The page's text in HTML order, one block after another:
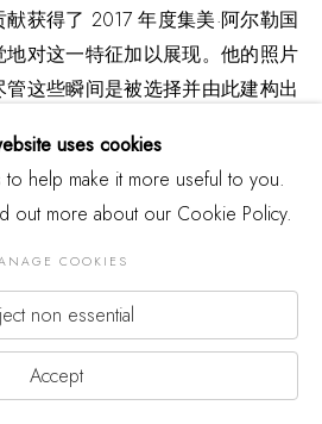
献获得了 2017 年度集美·阿尔勒国
对这一特征加以展现。他的照片
这些瞬间是被选择并由此建构出
间中的某种诡异和出人意表的东
发掘了现实中诡谲的一面。这一现
却只有摄影能令其显现至此，让
像是否真实，而生活又为何如此奇
从此下意识地以不同的目光看待
家的就是我的疑问。”冯立说，“很
问者，面对眼前所发生的一切用一
题。答案，其实永远都是一个问
uses cookies
help make it more useful to you.
out more about our Cookie Policy.
COOKIES
non essential
Accept